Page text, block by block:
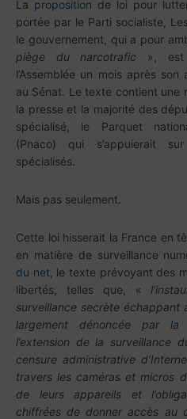
La proposition de loipour
portée par le Parti socialiste,
le gouvernement, qui a pour
piège du narcotrafic », est
l’Assemblée un mois après
au Sénat. Le texte contient une
la presse et la majorité des
spécialisé, le Parquet
(Pnaco) qui s’appuierait
spécialisés.
Mais pas seulement.
Cette loi hisserait la France en
en matière de surveillance
du net , le texte prévoyant des
libertés, telles que, «
surveillance secrète
largement dénoncée par la
l’extension de la surveillance
censure administrative
travers les caméras et micros
de leurs appareils et
chiffrées de donner accès au